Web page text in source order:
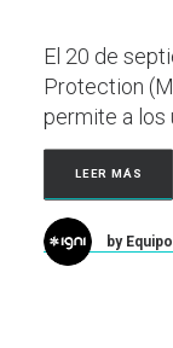
El 20 de
Protection
permite a los
LEER MÁS
by